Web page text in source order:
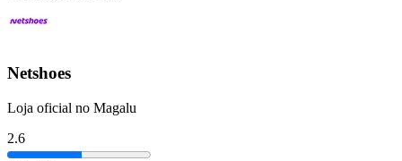
Netshoes
Loja oficial no Magalu
2.6